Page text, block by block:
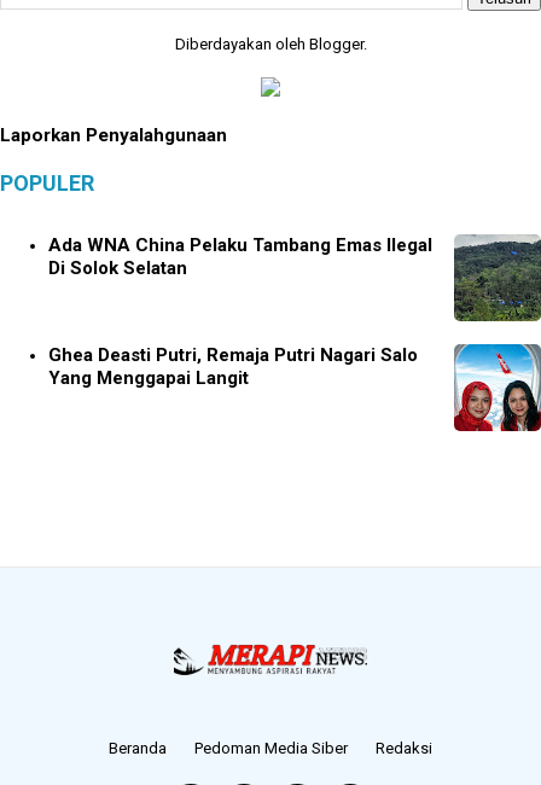
Diberdayakan oleh Blogger.
Laporkan Penyalahgunaan
POPULER
Ada WNA China Pelaku Tambang Emas Ilegal
Di Solok Selatan
Ghea Deasti Putri, Remaja Putri Nagari Salo
Yang Menggapai Langit
Beranda Pedoman Media Siber Redaksi